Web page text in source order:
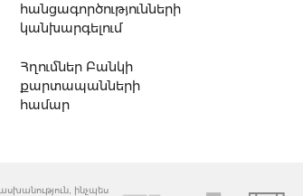
հանցագործությունների
կանխարգելում
Հղումներ Բանկի
քարտապանների
համար
ինչպես